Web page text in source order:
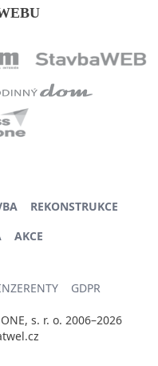
REKONSTRUKCE
AKCE
GDPR
s. r. o. 2006–2026